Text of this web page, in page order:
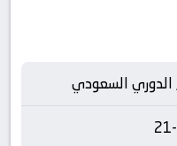
الدوري السعودي